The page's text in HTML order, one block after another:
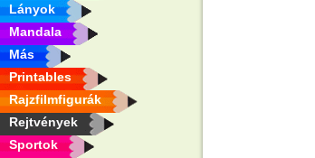
Lányok
Mandala
Más
Printables
Rajzfilmfigurák
Rejtvények
Sportok